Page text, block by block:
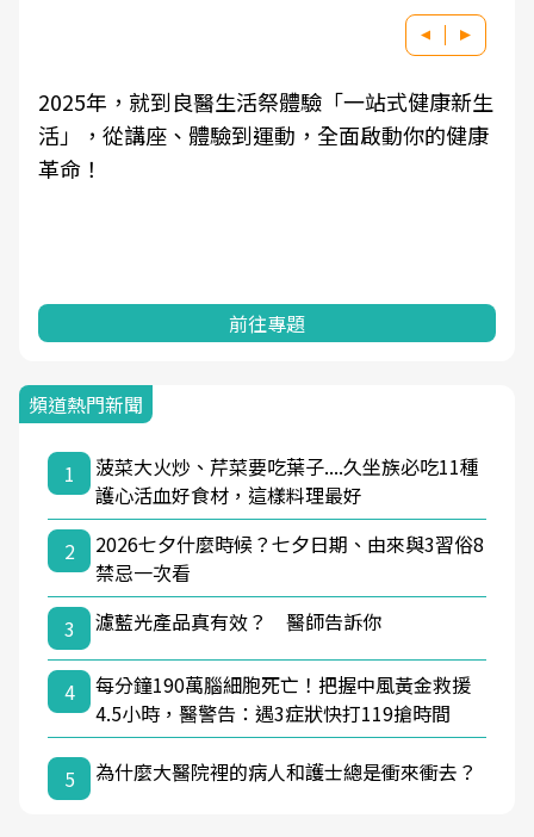
2025年，就到良醫生活祭體驗「一站式健康新生
活」，從講座、體驗到運動，全面啟動你的健康
革命！
前往專題
頻道熱門新聞
1
菠菜大火炒、芹菜要吃葉子....久坐族必吃11種
護心活血好食材，這樣料理最好
2
2026七夕什麼時候？七夕日期、由來與3習俗8
禁忌一次看
3
濾藍光產品真有效？ 醫師告訴你
4
每分鐘190萬腦細胞死亡！把握中風黃金救援
4.5小時，醫警告：遇3症狀快打119搶時間
5 為什麼大醫院裡的病人和護士總是衝來衝去？